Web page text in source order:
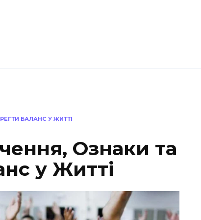
БАЛАНС У ЖИТТІ
Ознаки та
у Житті